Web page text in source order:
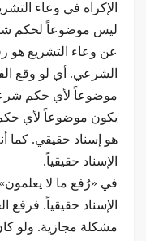
الإكراه في وعاء
ليس موضوعاً لحكم
عن وعاء التشريع هو
الشرعي. أي لو وقع
موضوعاً لأي حكم
يكون موضوعاً لأي حكم
هو إسناد حقيقي. كما
الإسناد حقيقياً.
في «رُفع ما لا
الإسناد حقيقياً. فرفع
مشكلة مجازية. ولو